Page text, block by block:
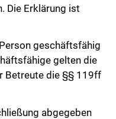
Die Erklärung ist
geschäftsfähig
gelten die
Betreute die §§ 119ff
abgegeben